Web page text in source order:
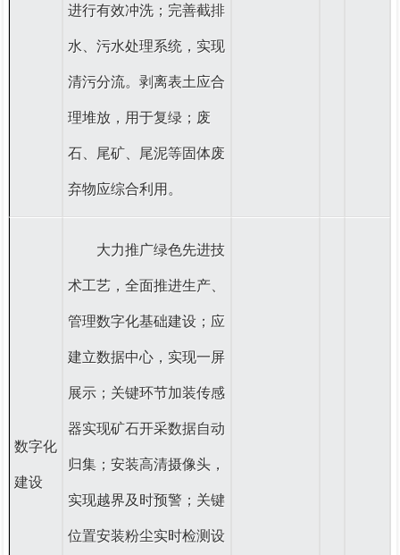
进行有效冲洗； 完善截排
水、污水处理系统，实现
清污分流。剥离表土应合
理堆放，用于复绿；废
石、尾矿、尾泥等固体废
弃物应综合利用。
数字化
建设
大力推广绿色先进技
术工艺，全面推进生产、
管理数字化基础建设； 应
建立数据中心，实现一屏
展示；关键环节加装传感
器实现矿石开采数据自动
归集；安装高清摄像头，
实现越界及时预警；关键
位置安装粉尘实时检测设